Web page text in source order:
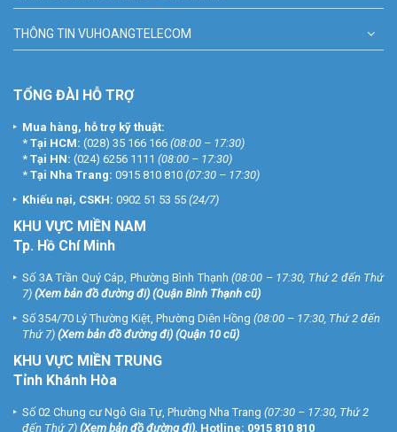
THÔNG TIN VUHOANGTELECOM
TỔNG ĐÀI HỖ TRỢ
Mua hàng, hỗ trợ kỹ thuật:
* Tại HCM: (028) 35 166 166 (08:00 – 17:30)
* Tại HN: (024) 6256 1111 (08:00 – 17:30)
* Tại Nha Trang: 0915 810 810 (07:30 – 17:30)
Khiếu nại, CSKH: 0902 51 53 55 (24/7)
KHU VỰC MIỀN NAM
Tp. Hồ Chí Minh
Số 3A Trần Quý Cáp, Phường Bình Thạnh (08:00 – 17:30, Thứ 2 đến Thứ
7) (Xem bản đồ đường đi) (Quận Bình Thạnh cũ)
Số 354/70 Lý Thường Kiệt, Phường Diên Hồng (08:00 – 17:30, Thứ 2 đến
Thứ 7) (Xem bản đồ đường đi) (Quận 10 cũ)
KHU VỰC MIỀN TRUNG
Tỉnh Khánh Hòa
Số 02 Chung cư Ngô Gia Tự, Phường Nha Trang (07:30 – 17:30, Thứ 2
đến Thứ 7) (Xem bản đồ đường đi). Hotline: 0915 810 810